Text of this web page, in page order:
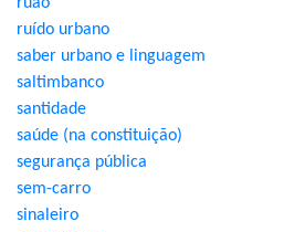
ruído urbano
saber urbano e linguagem
saltimbanco
santidade
saúde (na constituição)
segurança pública
sem-carro
sinaleiro